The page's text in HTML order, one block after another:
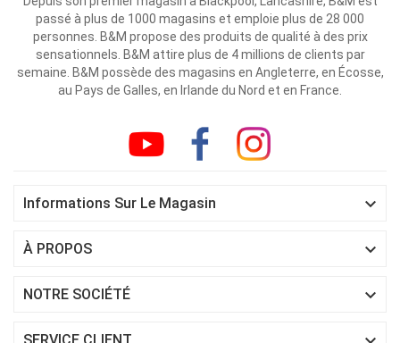
passé à plus de 1000 magasins et emploie plus de 28 000
personnes. B&M propose des produits de qualité à des prix
sensationnels. B&M attire plus de 4 millions de clients par
semaine. B&M possède des magasins en Angleterre, en Écosse,
au Pays de Galles, en Irlande du Nord et en France.
Informations Sur Le Magasin 
À PROPOS 
NOTRE SOCIÉTÉ 